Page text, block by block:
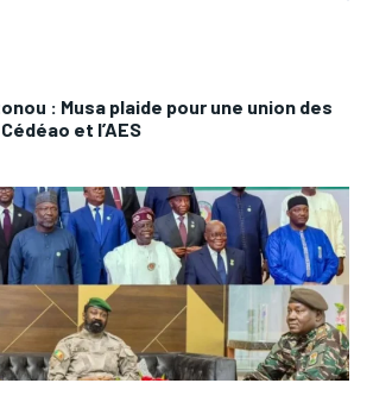
: Musa plaide pour une union des
et l’AES